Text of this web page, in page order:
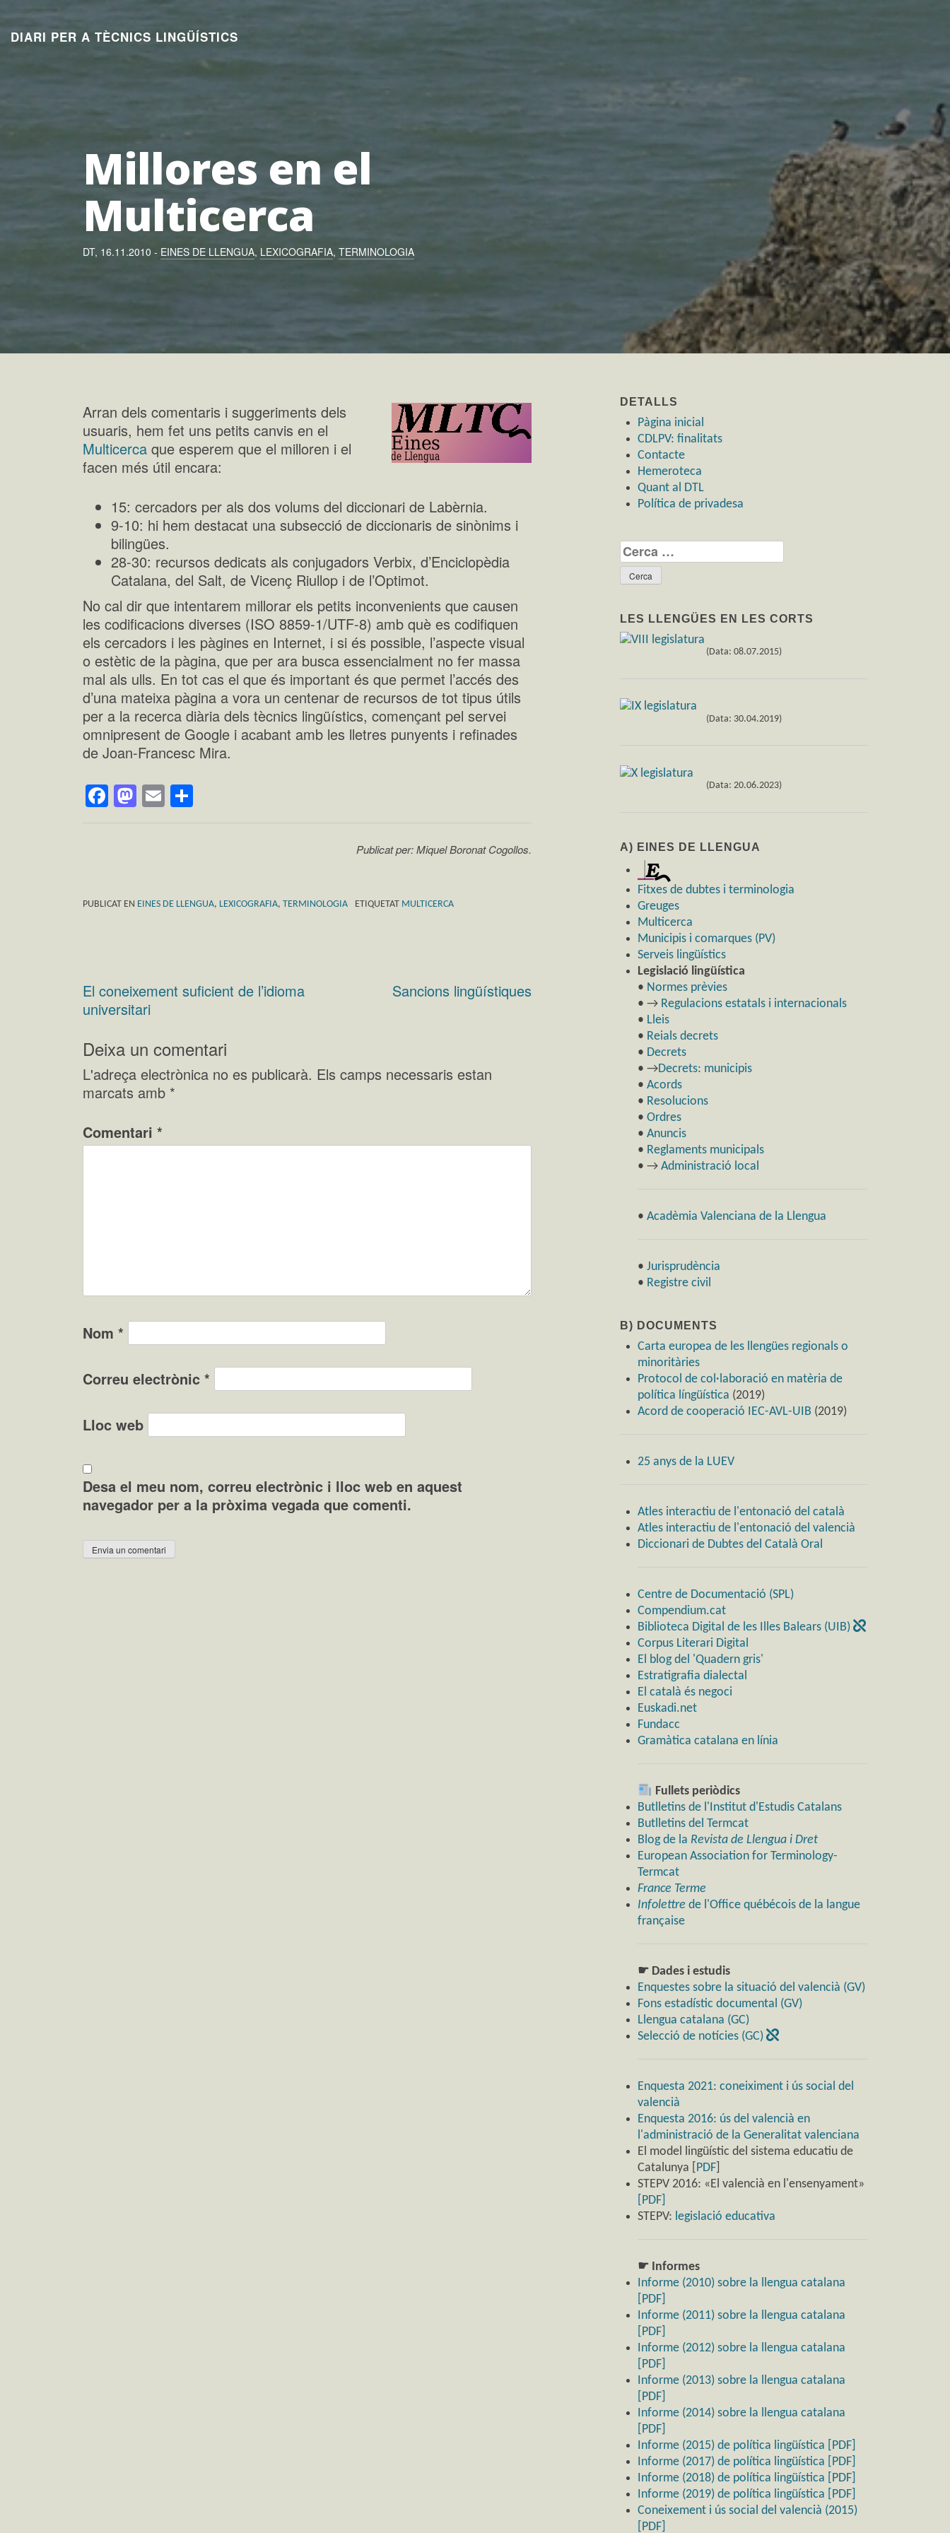
al
contingut
DIARI PER A TÈCNICS LINGÜÍSTICS
Millores en el
Multicerca
DT, 16.11.2010 - EINES DE LLENGUA, LEXICOGRAFIA, TERMINOLOGIA
Arran dels comentaris i suggeriments dels
usuaris, hem fet uns petits canvis en el
Multicerca que esperem que el milloren i el
facen més útil encara:
15: cercadors per als dos volums del diccionari de Labèrnia.
9-10: hi hem destacat una subsecció de diccionaris de sinònims i
bilingües.
28-30: recursos dedicats als conjugadors Verbix, d’Enciclopèdia
Catalana, del Salt, de Vicenç Riullop i de l’Optimot.
No cal dir que intentarem millorar els petits inconvenients que causen
les codificacions diverses (ISO 8859-1/UTF-8) amb què es codifiquen
els cercadors i les pàgines en Internet, i si és possible, l’aspecte visual
o estètic de la pàgina, que per ara busca essencialment no fer massa
mal als ulls. En tot cas el que és important és que permet l’accés des
d’una mateixa pàgina a vora un centenar de recursos de tot tipus útils
per a la recerca diària dels tècnics lingüístics, començant pel servei
omnipresent de Google i acabant amb les lletres punyents i refinades
de Joan-Francesc Mira.
Facebook
Mastodon
Email
Publicat per: Miquel Boronat Cogollos.
PUBLICAT EN EINES DE LLENGUA, LEXICOGRAFIA, TERMINOLOGIA ETIQUETAT MULTICERCA
Navegació
El coneixement suficient de l’idioma
universitari
Sancions lingüístiques
Deixa un comentari
L'adreça electrònica no es publicarà. Els camps necessaris estan
marcats amb *
Comentari *
Nom *
Correu electrònic *
Lloc web
Desa el meu nom, correu electrònic i lloc web en aquest
navegador per a la pròxima vegada que comenti.
DETALLS
Pàgina inicial
CDLPV: finalitats
Contacte
Hemeroteca
Quant al DTL
Política de privadesa
Cerca:
LES LLENGÜES EN LES CORTS
(Data: 08.07.2015)
(Data: 30.04.2019)
(Data: 20.06.2023)
A) EINES DE LLENGUA
Fitxes de dubtes i terminologia
Greuges
Multicerca
Municipis i comarques (PV)
Serveis lingüístics
Legislació lingüística
• Normes prèvies
• → Regulacions estatals i internacionals
• Lleis
• Reials decrets
• Decrets
• →Decrets: municipis
• Acords
• Resolucions
• Ordres
• Anuncis
• Reglaments municipals
• → Administració local
• Acadèmia Valenciana de la Llengua
• Jurisprudència
• Registre civil
B) DOCUMENTS
Carta europea de les llengües regionals o
minoritàries
Protocol de col·laboració en matèria de
política língüística (2019)
Acord de cooperació IEC-AVL-UIB (2019)
25 anys de la LUEV
Atles interactiu de l'entonació del català
Atles interactiu de l'entonació del valencià
Diccionari de Dubtes del Català Oral
Centre de Documentació (SPL)
Compendium.cat
Biblioteca Digital de les Illes Balears (UIB)
Corpus Literari Digital
El blog del 'Quadern gris'
Estratigrafia dialectal
El català és negoci
Euskadi.net
Fundacc
Gramàtica catalana en línia
Fullets periòdics
Butlletins de l'Institut d'Estudis Catalans
Butlletins del Termcat
Blog de la Revista de Llengua i Dret
European Association for Terminology-
Termcat
France Terme
Infolettre de l'Office québécois de la langue
française
☛ Dades i estudis
Enquestes sobre la situació del valencià (GV)
Fons estadístic documental (GV)
Llengua catalana (GC)
Selecció de notícies (GC)
Enquesta 2021: coneiximent i ús social del
valencià
Enquesta 2016: ús del valencià en
l'administració de la Generalitat valenciana
El model lingüístic del sistema educatiu de
Catalunya [
PDF
STEPV 2016: «El valencià en l'ensenyament»
[PDF]
STEPV: legislació educativa
☛ Informes
Informe (2010) sobre la llengua catalana
[PDF]
Informe (2011) sobre la llengua catalana
[PDF]
Informe (2012) sobre la llengua catalana
[PDF]
Informe (2013) sobre la llengua catalana
[PDF]
Informe (2014) sobre la llengua catalana
[PDF]
Informe (2015) de política lingüística [PDF]
Informe (2017) de política lingüística [PDF]
Informe (2018) de política lingüística [PDF]
Informe (2019) de política lingüística [PDF]
Coneixement i ús social del valencià (2015)
[PDF]